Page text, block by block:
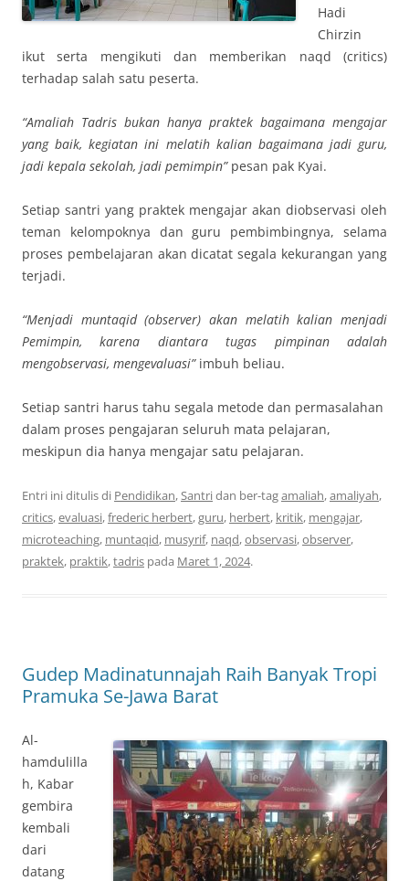
Hadi
Chirzin
ikut serta mengikuti dan memberikan naqd (critics)
terhadap salah satu peserta.
“Amaliah Tadris bukan hanya praktek bagaimana mengajar
yang baik, kegiatan ini melatih kalian bagaimana jadi guru,
jadi kepala sekolah, jadi pemimpin”pesan pak Kyai.
Setiap santri yang praktek mengajar akan diobservasi oleh
teman kelompoknya dan guru pembimbingnya, selama
proses pembelajaran akan dicatat segala kekurangan yang
terjadi.
“Menjadi muntaqid (observer) akan melatih kalian menjadi
Pemimpin, karena diantara tugas pimpinan adalah
mengobservasi, mengevaluasi”imbuh beliau.
Setiap santri harus tahu segala metode dan permasalahan
dalam proses pengajaran seluruh mata pelajaran,
meskipun dia hanya mengajar satu pelajaran.
Entri ini ditulis di Pendidikan,Santridan ber-tagamaliah,amaliyah,
critics,evaluasi,frederic herbert,guru, herbert, kritik, mengajar,
microteaching, muntaqid, musyrif, naqd,observasi,observer,
praktek, praktik,tadris pada Maret 1, 2024.
Gudep Madinatunnajah Raih Banyak Tropi
Pramuka Se-Jawa Barat
Al-
hamdulilla
h, Kabar
gembira
kembali
dari
datang